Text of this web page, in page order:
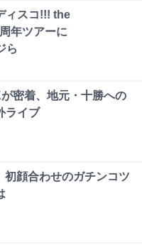
ィスコ!!! the
年ツアーに
ら
密着、地元・十勝への
ライブ
顔合わせのガチンコツ